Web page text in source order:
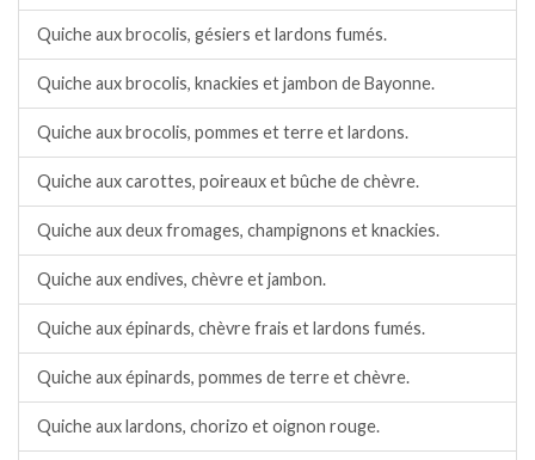
Quiche aux brocolis, gésiers et lardons fumés.
Quiche aux brocolis, knackies et jambon de Bayonne.
Quiche aux brocolis, pommes et terre et lardons.
Quiche aux carottes, poireaux et bûche de chèvre.
Quiche aux deux fromages, champignons et knackies.
Quiche aux endives, chèvre et jambon.
Quiche aux épinards, chèvre frais et lardons fumés.
Quiche aux épinards, pommes de terre et chèvre.
Quiche aux lardons, chorizo et oignon rouge.